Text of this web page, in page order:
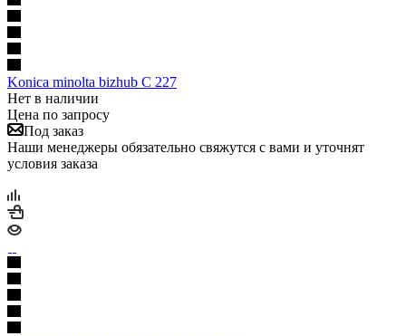
Konica minolta bizhub C 227
Нет в наличии
Цена по запросу
Под заказ
Наши менеджеры обязательно свяжутся с вами и уточнят
условия заказа